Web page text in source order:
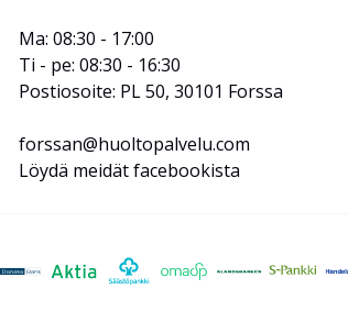
Ma: 08:30 - 17:00
Ti - pe: 08:30 - 16:30
Postiosoite: PL 50, 30101 Forssa
forssan@huoltopalvelu.com
Löydä meidät facebookista